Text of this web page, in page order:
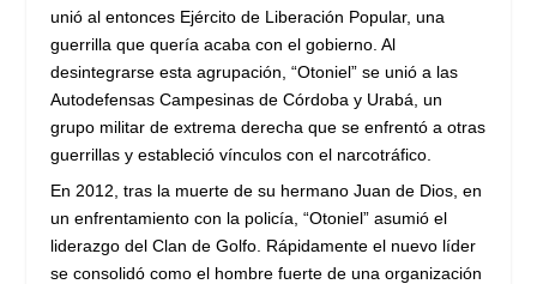
unió al entonces Ejército de Liberación Popular, una
guerrilla que quería acaba con el gobierno. Al
desintegrarse esta agrupación, “Otoniel” se unió a las
Autodefensas Campesinas de Córdoba y Urabá, un
grupo militar de extrema derecha que se enfrentó a otras
guerrillas y estableció vínculos con el narcotráfico.
En 2012, tras la muerte de su hermano Juan de Dios, en
un enfrentamiento con la policía, “Otoniel” asumió el
liderazgo del Clan de Golfo. Rápidamente el nuevo líder
se consolidó como el hombre fuerte de una organización